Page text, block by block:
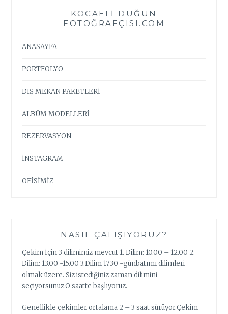
KOCAELI DÜĞÜN
FOTOĞRAFÇISI.COM
ANASAYFA
PORTFOLYO
DIŞ MEKAN PAKETLERİ
ALBÜM MODELLERİ
REZERVASYON
İNSTAGRAM
OFİSİMİZ
NASIL ÇALIŞIYORUZ?
Çekim İçin 3 dilimimiz mevcut 1. Dilim: 10.00 – 12.00 2.
Dilim: 13.00 -15.00 3.Dilim 17.30 -günbatımı dilimleri
olmak üzere. Siz istediğiniz zaman dilimini
seçiyorsunuz.O saatte başlıyoruz.
Genellikle çekimler ortalama 2 – 3 saat sürüyor.Çekim